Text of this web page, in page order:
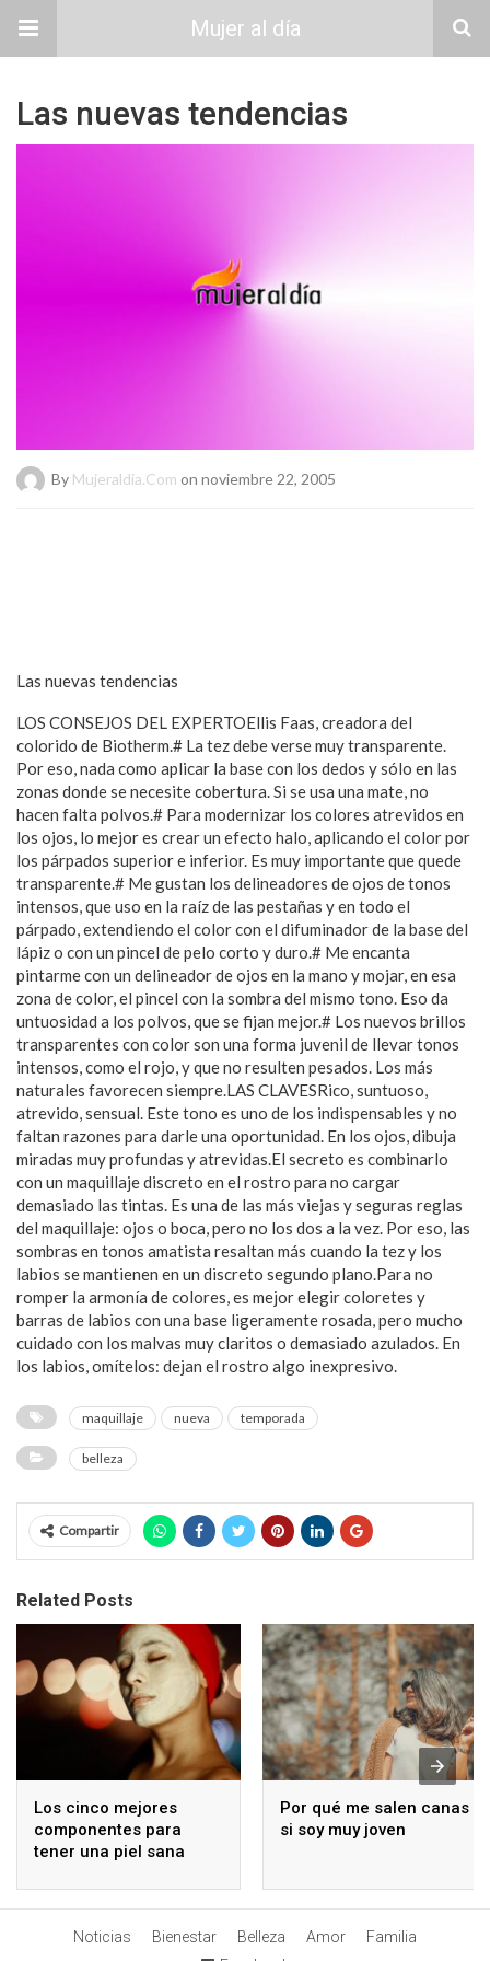
Mujer al día
Las nuevas tendencias
By Mujeraldia.com on noviembre 22, 2005
Las nuevas tendencias
LOS CONSEJOS DEL EXPERTOEllis Faas, creadora del
colorido de Biotherm.# La tez debe verse muy transparente.
Por eso, nada como aplicar la base con los dedos y sólo en las
zonas donde se necesite cobertura. Si se usa una mate, no
hacen falta polvos.# Para modernizar los colores atrevidos en
los ojos, lo mejor es crear un efecto halo, aplicando el color por
los párpados superior e inferior. Es muy importante que quede
transparente.# Me gustan los delineadores de ojos de tonos
intensos, que uso en la raíz de las pestañas y en todo el
párpado, extendiendo el color con el difuminador de la base del
lápiz o con un pincel de pelo corto y duro.# Me encanta
pintarme con un delineador de ojos en la mano y mojar, en esa
zona de color, el pincel con la sombra del mismo tono. Eso da
untuosidad a los polvos, que se fijan mejor.# Los nuevos brillos
transparentes con color son una forma juvenil de llevar tonos
intensos, como el rojo, y que no resulten pesados. Los más
naturales favorecen siempre.LAS CLAVESRico, suntuoso,
atrevido, sensual. Este tono es uno de los indispensables y no
faltan razones para darle una oportunidad. En los ojos, dibuja
miradas muy profundas y atrevidas.El secreto es combinarlo
con un maquillaje discreto en el rostro para no cargar
demasiado las tintas. Es una de las más viejas y seguras reglas
del maquillaje: ojos o boca, pero no los dos a la vez. Por eso, las
sombras en tonos amatista resaltan más cuando la tez y los
labios se mantienen en un discreto segundo plano.Para no
romper la armonía de colores, es mejor elegir coloretes y
barras de labios con una base ligeramente rosada, pero mucho
cuidado con los malvas muy claritos o demasiado azulados. En
los labios, omítelos: dejan el rostro algo inexpresivo.
maquillaje nueva temporada
belleza
Compartir
Related Posts
Los cinco mejores
componentes para
tener una piel sana
Por qué me salen canas
si soy muy joven
Noticias Bienestar Belleza Amor
Familia